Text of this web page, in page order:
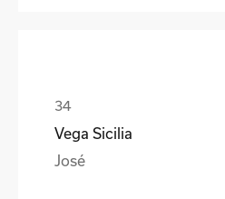
Vega Sicilia
José